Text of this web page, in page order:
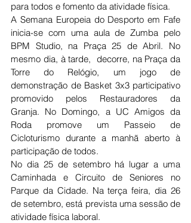
para todos e fomento da atividade física.
A Semana Europeia do Desporto em Fafe
inicia-se com uma aula de Zumba pelo
BPM Studio, na Praça 25 de Abril. No
mesmo dia, à tarde,  decorre, na Praça da
Torre do Relógio, um jogo de
demonstração de Basket 3x3 participativo
promovido pelos Restauradores da
Granja. No Domingo, a UC Amigos da
Roda promove um Passeio de
Cicloturismo durante a manhã aberto à
participação de todos.
No dia 25 de setembro há lugar a uma
Caminhada e Circuito de Seniores no
Parque da Cidade. Na terça feira, dia 26
de setembro, está prevista uma sessão de
atividade física laboral.